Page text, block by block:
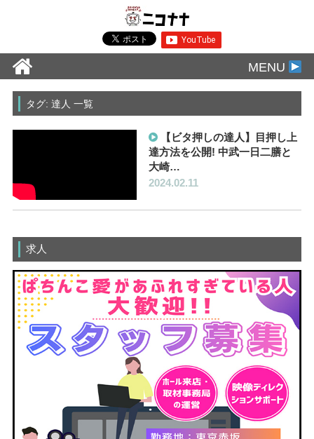
MENU
タグ: 達人 一覧
【ビタ押しの達人】目押し上
達方法を公開! 中武一日二膳と
大崎…
2024.02.11
求人